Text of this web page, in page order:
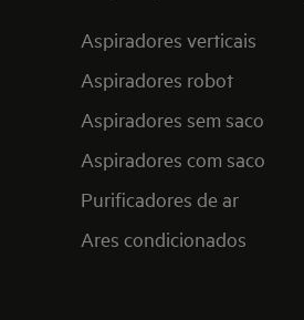
Aspiradores verticais
Aspiradores robot
Aspiradores sem saco
Aspiradores com saco
Purificadores de ar
Ares condicionados